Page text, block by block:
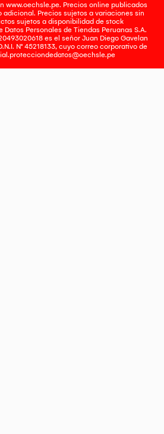
www.oechsle.pe. Precios online publicados
Precios sujetos a variaciones sin
sujetos a disponibilidad de stock
Personales de Tiendas Peruanas S.A.
es el señor Juan Diego Gavelan
N° 45218133, cuyo correo corporativo de